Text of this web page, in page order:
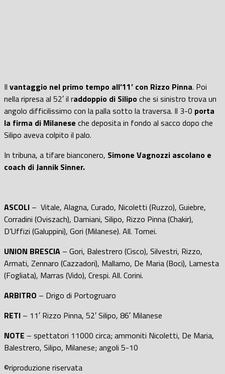
Il vantaggio nel primo tempo all’11’ con Rizzo Pinna. Poi
nella ripresa al 52′ il raddoppio di Silipoche si sinistro trova un
angolo difficilissimo con la palla sotto la traversa. Il 3-0 porta
la firma di Milanese che deposita in fondo al sacco dopo che
Silipo aveva colpito il palo.
In tribuna, a tifare bianconero, Simone Vagnozzi ascolano e
coach di Jannik Sinner.
ASCOLI – Vitale, Alagna, Curado, Nicoletti (Ruzzo), Guiebre,
Corradini (Oviszach), Damiani, Silipo, Rizzo Pinna (Chakir),
D’Uffizi (Galuppini), Gori (Milanese). All. Tomei.
UNION BRESCIA – Gori, Balestrero (Cisco), Silvestri, Rizzo,
Armati, Zennaro (Cazzadori), Mallamo, De Maria (Boci), Lamesta
(Fogliata), Marras (Vido), Crespi. All. Corini.
ARBITRO – Drigo di Portogruaro
RETI – 11′ Rizzo Pinna, 52′ Silipo, 86′ Milanese
NOTE – spettatori 11000 circa; ammoniti Nicoletti, De Maria,
Balestrero, Silipo, Milanese; angoli 5-10
©riproduzione riservata